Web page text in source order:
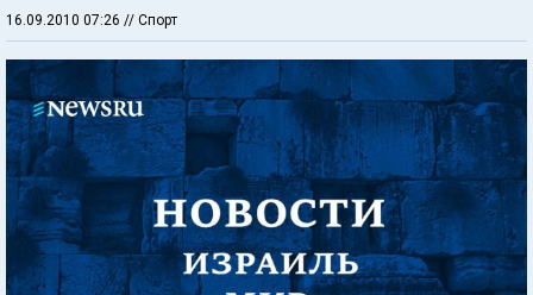
16.09.2010 07:26 // Спорт